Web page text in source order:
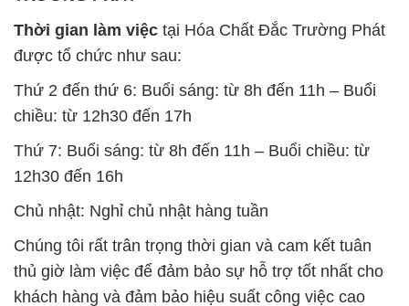
Thời gian làm việc tại Hóa Chất Đắc Trường Phát
được tổ chức như sau:
Thứ 2 đến thứ 6: Buổi sáng: từ 8h đến 11h – Buổi
chiều: từ 12h30 đến 17h
Thứ 7: Buổi sáng: từ 8h đến 11h – Buổi chiều: từ
12h30 đến 16h
Chủ nhật: Nghỉ chủ nhật hàng tuần
Chúng tôi rất trân trọng thời gian và cam kết tuân
thủ giờ làm việc để đảm bảo sự hỗ trợ tốt nhất cho
khách hàng và đảm bảo hiệu suất công việc cao